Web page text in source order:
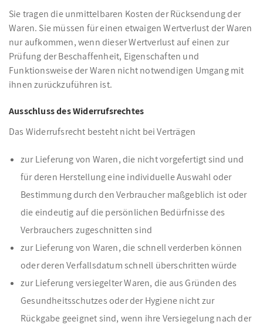
Sie tragen die unmittelbaren Kosten der Rücksendung der
Waren. Sie müssen für einen etwaigen Wertverlust der Waren
nur aufkommen, wenn dieser Wertverlust auf einen zur
Prüfung der Beschaffenheit, Eigenschaften und
Funktionsweise der Waren nicht notwendigen Umgang mit
ihnen zurückzuführen ist.
Ausschluss des Widerrufsrechtes
Das Widerrufsrecht besteht nicht bei Verträgen
zur Lieferung von Waren, die nicht vorgefertigt sind und
für deren Herstellung eine individuelle Auswahl oder
Bestimmung durch den Verbraucher maßgeblich ist oder
die eindeutig auf die persönlichen Bedürfnisse des
Verbrauchers zugeschnitten sind
zur Lieferung von Waren, die schnell verderben können
oder deren Verfallsdatum schnell überschritten würde
zur Lieferung versiegelter Waren, die aus Gründen des
Gesundheitsschutzes oder der Hygiene nicht zur
Rückgabe geeignet sind, wenn ihre Versiegelung nach der